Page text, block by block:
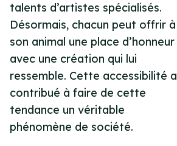
talents d’artistes spécialisés.
Désormais, chacun peut offrir à
son animal une place d’honneur
avec une création qui lui
ressemble. Cette accessibilité a
contribué à faire de cette
tendance un véritable
phénomène de société.